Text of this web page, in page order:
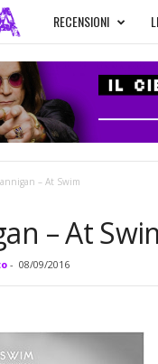
l
C
RECENSIONI
– At Swim
– At
- 08/09/2016